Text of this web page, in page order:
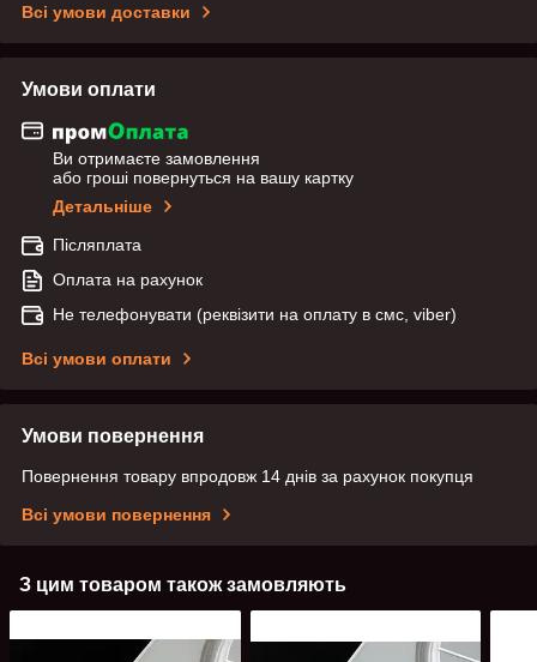
Всі умови доставки
Умови оплати
Ви отримаєте замовлення
або гроші повернуться на вашу картку
Детальніше
Післяплата
Оплата на рахунок
Не телефонувати (реквізити на оплату в смс, viber)
Всі умови оплати
Умови повернення
Повернення товару впродовж 14 днів за рахунок покупця
Всі умови повернення
З цим товаром також замовляють